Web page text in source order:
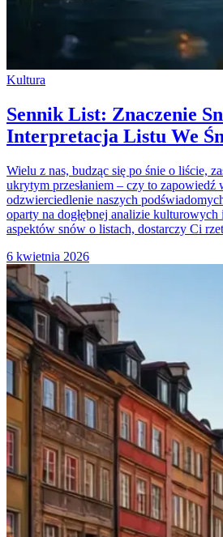
Kultura
Sennik List: Znaczenie
Interpretacja Listu We
Wielu z nas, budząc się po śnie o liście,
ukrytym przesłaniem – czy to
odzwierciedlenie naszych
oparty na dogłębnej analizie
aspektów snów o listach, dostarczy Ci
6 kwietnia 2026